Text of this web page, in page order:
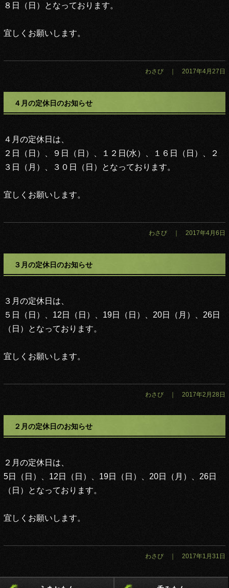
８日（日）
となっております。
宜しくお願いします。
わさび ｜ 2017年4月27日
４月の定休日のお知らせ
４月の定休日は、
２日（日）、９日（日）、１２日(水）、１６日（日）、２
３日（月）、３０日（日）
となっております。
宜しくお願いします。
わさび ｜ 2017年4月6日
３月の定休日のお知らせ
３月の定休日は、
５日（日）、12日（日）、19日（日）、20日（月）、26日
（日）
となっております。
宜しくお願いします。
わさび ｜ 2017年2月28日
２月の定休日のお知らせ
２月の定休日は、
5日（日）、12日（日）、19日（日）、20日（月）、26日
（日）
となっております。
宜しくお願いします。
わさび ｜ 2017年1月31日